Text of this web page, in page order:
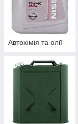
Автохімія та олії